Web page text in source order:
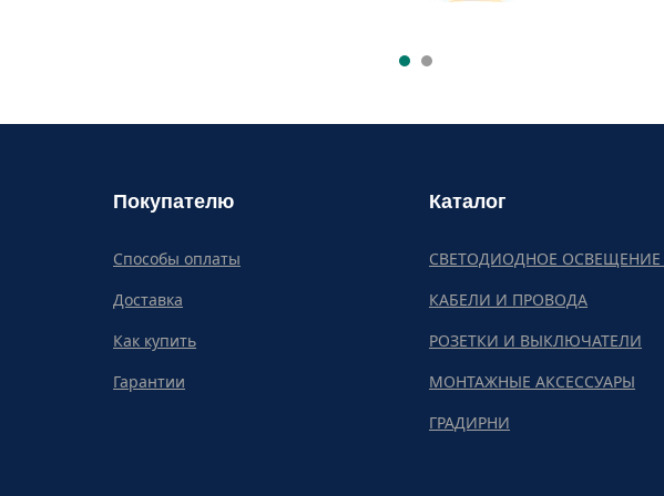
Покупателю
Способы оплаты
Доставка
Как купить
Гарантии
Каталог
СВЕТОДИОДНОЕ ОСВЕЩЕНИЕ
КАБЕЛИ И ПРОВОДА
РОЗЕТКИ И ВЫКЛЮЧАТЕЛИ
МОНТАЖНЫЕ АКСЕССУАРЫ
ГРАДИРНИ